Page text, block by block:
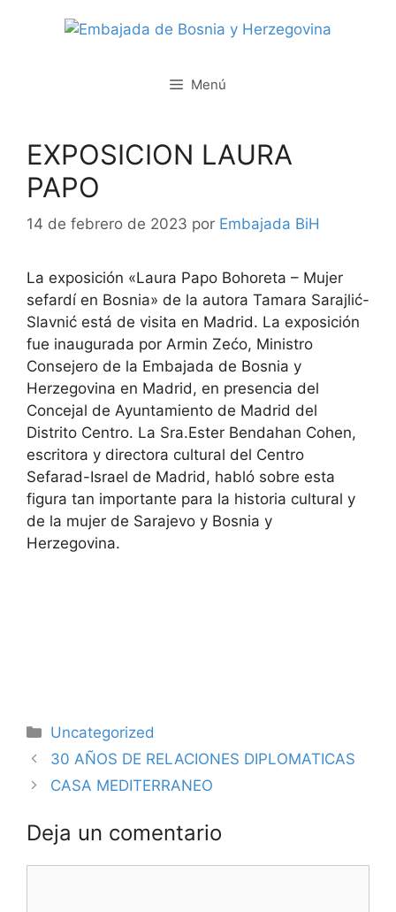
Menú
EXPOSICION LAURA
PAPO
14 de febrero de 2023 por Embajada BiH
La exposición «Laura Papo Bohoreta – Mujer
sefardí en Bosnia» de la autora Tamara Sarajlić-
Slavnić está de visita en Madrid. La exposición
fue inaugurada por Armin Zećo, Ministro
Consejero de la Embajada de Bosnia y
Herzegovina en Madrid, en presencia del
Concejal de Ayuntamiento de Madrid del
Distrito Centro. La Sra.Ester Bendahan Cohen,
escritora y directora cultural del Centro
Sefarad-Israel de Madrid, habló sobre esta
figura tan importante para la historia cultural y
de la mujer de Sarajevo y Bosnia y
Herzegovina.
Categorías
Uncategorized
30 AÑOS DE RELACIONES DIPLOMATICAS
CASA MEDITERRANEO
Deja un comentario